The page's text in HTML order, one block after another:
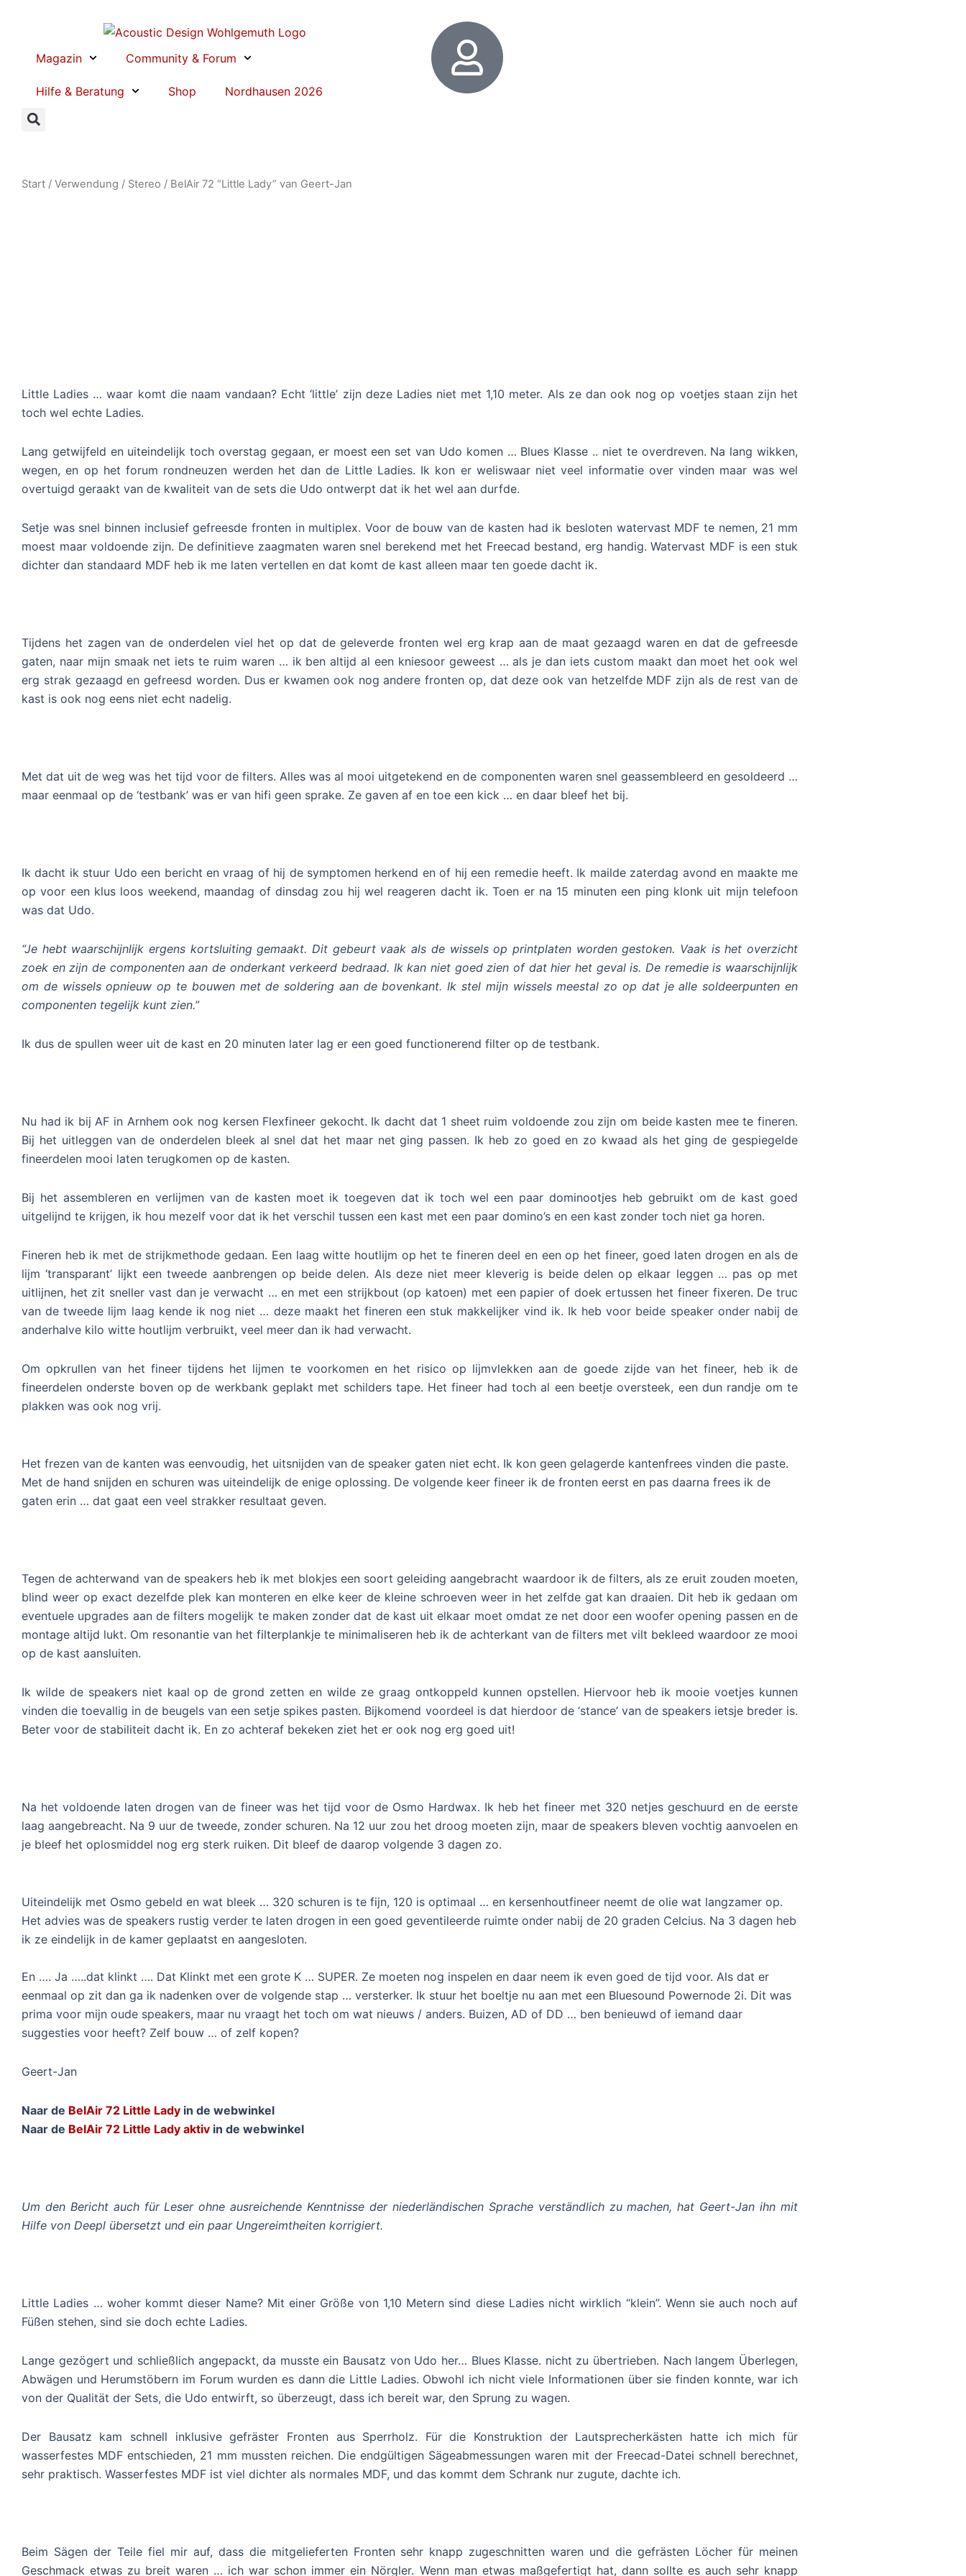
Magazin
Community & Forum
Hilfe & Beratung Shop Nordhausen 2026
Start / Verwendung / Stereo / BelAir 72 “Little Lady” van Geert-Jan
Little Ladies … waar komt die naam vandaan? Echt ‘little’ zijn deze Ladies niet met 1,10 meter. Als ze dan ook nog op voetjes staan zijn het
toch wel echte Ladies.
Lang getwijfeld en uiteindelijk toch overstag gegaan, er moest een set van Udo komen … Blues Klasse .. niet te overdreven. Na lang wikken,
wegen, en op het forum rondneuzen werden het dan de Little Ladies. Ik kon er weliswaar niet veel informatie over vinden maar was wel
overtuigd geraakt van de kwaliteit van de sets die Udo ontwerpt dat ik het wel aan durfde.
Setje was snel binnen inclusief gefreesde fronten in multiplex. Voor de bouw van de kasten had ik besloten watervast MDF te nemen, 21 mm
moest maar voldoende zijn. De definitieve zaagmaten waren snel berekend met het Freecad bestand, erg handig. Watervast MDF is een stuk
dichter dan standaard MDF heb ik me laten vertellen en dat komt de kast alleen maar ten goede dacht ik.
Tijdens het zagen van de onderdelen viel het op dat de geleverde fronten wel erg krap aan de maat gezaagd waren en dat de gefreesde
gaten, naar mijn smaak net iets te ruim waren … ik ben altijd al een kniesoor geweest … als je dan iets custom maakt dan moet het ook wel
erg strak gezaagd en gefreesd worden. Dus er kwamen ook nog andere fronten op, dat deze ook van hetzelfde MDF zijn als de rest van de
kast is ook nog eens niet echt nadelig.
Met dat uit de weg was het tijd voor de filters. Alles was al mooi uitgetekend en de componenten waren snel geassembleerd en gesoldeerd …
maar eenmaal op de ‘testbank’ was er van hifi geen sprake. Ze gaven af en toe een kick … en daar bleef het bij.
Ik dacht ik stuur Udo een bericht en vraag of hij de symptomen herkend en of hij een remedie heeft. Ik mailde zaterdag avond en maakte me
op voor een klus loos weekend, maandag of dinsdag zou hij wel reageren dacht ik. Toen er na 15 minuten een ping klonk uit mijn telefoon
was dat Udo.
“Je hebt waarschijnlijk ergens kortsluiting gemaakt. Dit gebeurt vaak als de wissels op printplaten worden gestoken. Vaak is het overzicht
zoek en zijn de componenten aan de onderkant verkeerd bedraad. Ik kan niet goed zien of dat hier het geval is. De remedie is waarschijnlijk
om de wissels opnieuw op te bouwen met de soldering aan de bovenkant. Ik stel mijn wissels meestal zo op dat je alle soldeerpunten en
componenten tegelijk kunt zien.”
Ik dus de spullen weer uit de kast en 20 minuten later lag er een goed functionerend filter op de testbank.
Nu had ik bij AF in Arnhem ook nog kersen Flexfineer gekocht. Ik dacht dat 1 sheet ruim voldoende zou zijn om beide kasten mee te fineren.
Bij het uitleggen van de onderdelen bleek al snel dat het maar net ging passen. Ik heb zo goed en zo kwaad als het ging de gespiegelde
fineerdelen mooi laten terugkomen op de kasten.
Bij het assembleren en verlijmen van de kasten moet ik toegeven dat ik toch wel een paar dominootjes heb gebruikt om de kast goed
uitgelijnd te krijgen, ik hou mezelf voor dat ik het verschil tussen een kast met een paar domino’s en een kast zonder toch niet ga horen.
Fineren heb ik met de strijkmethode gedaan. Een laag witte houtlijm op het te fineren deel en een op het fineer, goed laten drogen en als de
lijm ‘transparant’ lijkt een tweede aanbrengen op beide delen. Als deze niet meer kleverig is beide delen op elkaar leggen … pas op met
uitlijnen, het zit sneller vast dan je verwacht … en met een strijkbout (op katoen) met een papier of doek ertussen het fineer fixeren. De truc
van de tweede lijm laag kende ik nog niet … deze maakt het fineren een stuk makkelijker vind ik. Ik heb voor beide speaker onder nabij de
anderhalve kilo witte houtlijm verbruikt, veel meer dan ik had verwacht.
Om opkrullen van het fineer tijdens het lijmen te voorkomen en het risico op lijmvlekken aan de goede zijde van het fineer, heb ik de
fineerdelen onderste boven op de werkbank geplakt met schilders tape. Het fineer had toch al een beetje oversteek, een dun randje om te
plakken was ook nog vrij.
Het frezen van de kanten was eenvoudig, het uitsnijden van de speaker gaten niet echt. Ik kon geen gelagerde kantenfrees vinden die paste.
Met de hand snijden en schuren was uiteindelijk de enige oplossing. De volgende keer fineer ik de fronten eerst en pas daarna frees ik de
gaten erin … dat gaat een veel strakker resultaat geven.
Tegen de achterwand van de speakers heb ik met blokjes een soort geleiding aangebracht waardoor ik de filters, als ze eruit zouden moeten,
blind weer op exact dezelfde plek kan monteren en elke keer de kleine schroeven weer in het zelfde gat kan draaien. Dit heb ik gedaan om
eventuele upgrades aan de filters mogelijk te maken zonder dat de kast uit elkaar moet omdat ze net door een woofer opening passen en de
montage altijd lukt. Om resonantie van het filterplankje te minimaliseren heb ik de achterkant van de filters met vilt bekleed waardoor ze mooi
op de kast aansluiten.
Ik wilde de speakers niet kaal op de grond zetten en wilde ze graag ontkoppeld kunnen opstellen. Hiervoor heb ik mooie voetjes kunnen
vinden die toevallig in de beugels van een setje spikes pasten. Bijkomend voordeel is dat hierdoor de ‘stance’ van de speakers ietsje breder is.
Beter voor de stabiliteit dacht ik. En zo achteraf bekeken ziet het er ook nog erg goed uit!
Na het voldoende laten drogen van de fineer was het tijd voor de Osmo Hardwax. Ik heb het fineer met 320 netjes geschuurd en de eerste
laag aangebreacht. Na 9 uur de tweede, zonder schuren. Na 12 uur zou het droog moeten zijn, maar de speakers bleven vochtig aanvoelen en
je bleef het oplosmiddel nog erg sterk ruiken. Dit bleef de daarop volgende 3 dagen zo.
Uiteindelijk met Osmo gebeld en wat bleek … 320 schuren is te fijn, 120 is optimaal … en kersenhoutfineer neemt de olie wat langzamer op.
Het advies was de speakers rustig verder te laten drogen in een goed geventileerde ruimte onder nabij de 20 graden Celcius. Na 3 dagen heb
ik ze eindelijk in de kamer geplaatst en aangesloten.
En …. Ja …..dat klinkt …. Dat Klinkt met een grote K … SUPER. Ze moeten nog inspelen en daar neem ik even goed de tijd voor. Als dat er
eenmaal op zit dan ga ik nadenken over de volgende stap … versterker. Ik stuur het boeltje nu aan met een Bluesound Powernode 2i. Dit was
prima voor mijn oude speakers, maar nu vraagt het toch om wat nieuws / anders. Buizen, AD of DD … ben benieuwd of iemand daar
suggesties voor heeft? Zelf bouw … of zelf kopen?
Geert-Jan
Naar de BelAir 72 Little Lady in de webwinkel
Naar de BelAir 72 Little Lady aktiv in de webwinkel
Um den Bericht auch für Leser ohne ausreichende Kenntnisse der niederländischen Sprache verständlich zu machen, hat Geert-Jan ihn mit
Hilfe von Deepl übersetzt und ein paar Ungereimtheiten korrigiert.
Little Ladies … woher kommt dieser Name? Mit einer Größe von 1,10 Metern sind diese Ladies nicht wirklich “klein”. Wenn sie auch noch auf
Füßen stehen, sind sie doch echte Ladies.
Lange gezögert und schließlich angepackt, da musste ein Bausatz von Udo her… Blues Klasse. nicht zu übertrieben. Nach langem Überlegen,
Abwägen und Herumstöbern im Forum wurden es dann die Little Ladies. Obwohl ich nicht viele Informationen über sie finden konnte, war ich
von der Qualität der Sets, die Udo entwirft, so überzeugt, dass ich bereit war, den Sprung zu wagen.
Der Bausatz kam schnell inklusive gefräster Fronten aus Sperrholz. Für die Konstruktion der Lautsprecherkästen hatte ich mich für
wasserfestes MDF entschieden, 21 mm mussten reichen. Die endgültigen Sägeabmessungen waren mit der Freecad-Datei schnell berechnet,
sehr praktisch. Wasserfestes MDF ist viel dichter als normales MDF, und das kommt dem Schrank nur zugute, dachte ich.
Beim Sägen der Teile fiel mir auf, dass die mitgelieferten Fronten sehr knapp zugeschnitten waren und die gefrästen Löcher für meinen
Geschmack etwas zu breit waren … ich war schon immer ein Nörgler. Wenn man etwas maßgefertigt hat, dann sollte es auch sehr knapp